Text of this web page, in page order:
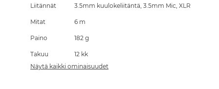
the
images
Liitännät 3.5mm kuulokeliitäntä, 3.5mm Mic, XLR
Mitat 6 m
Paino 182 g
Takuu
12 kk
Näytä kaikki ominaisuudet